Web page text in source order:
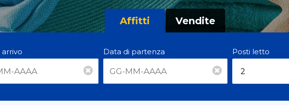
Affitti Vendite
Data di partenza Posti letto